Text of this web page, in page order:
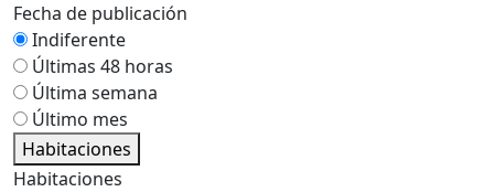
Fecha de publicación
Indiferente
Últimas 48 horas
Última semana
Último mes
Habitaciones
Habitaciones